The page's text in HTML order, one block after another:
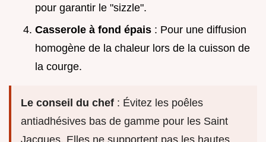
pour garantir le "sizzle".
Casserole à fond épais : Pour une diffusion
homogène de la chaleur lors de la cuisson de
la courge.
Le conseil du chef : Évitez les poêles
antiadhésives bas de gamme pour les Saint
Jacques. Elles ne supportent pas les hautes